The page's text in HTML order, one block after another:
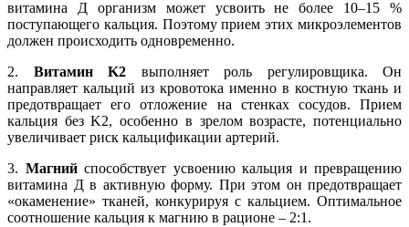
витамина Д организм может усвоить не более 10–15 %
поступающего кальция. Поэтому прием этих микроэлементов
должен происходить одновременно.
2. Витамин K2 выполняет роль регулировщика. Он
направляет кальций из кровотока именно в костную ткань и
предотвращает его отложение на стенках сосудов. Прием
кальция без K2, особенно в зрелом возрасте, потенциально
увеличивает риск кальцификации артерий.
3. Магнийспособствует усвоению кальция и превращению
витамина Д в активную форму. При этом он предотвращает
«окаменение» тканей, конкурируя с кальцием. Оптимальное
соотношение кальция к магнию в рационе – 2:1.